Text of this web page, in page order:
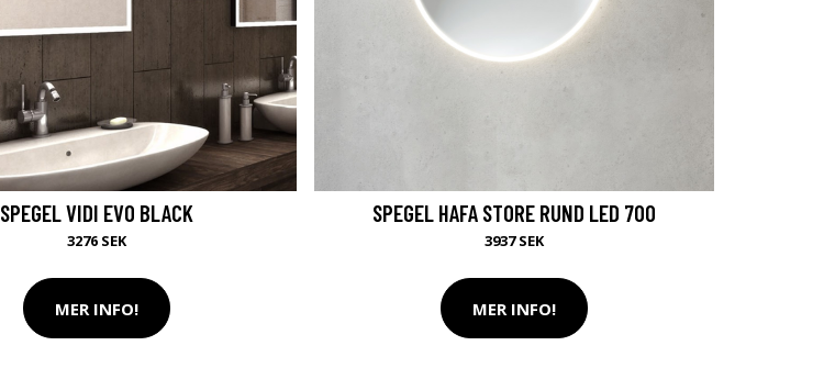
SPEGEL VIDI EVO BLACK
3276 SEK
MER INFO!
SPEGEL HAFA STORE RUND LED 700
3937 SEK
MER INFO!